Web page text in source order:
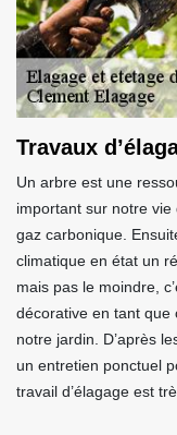
Travaux
Un arbre est une
important sur notre vie
gaz carbonique.
climatique en état un
mais pas le moindre,
décorative en tant que
notre jardin. D’après
un entretien ponctuel
travail d’élagage est